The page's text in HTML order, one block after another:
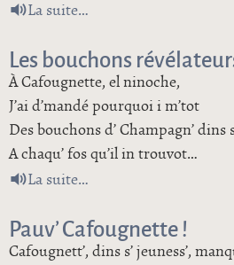
La suitede La fin du monde
Les bouchons
À Cafougnette, el ninoche,
J’ai d’mandé pourquoi i m’tot
Des bouchons d’ Champagn’ dins
A chaqu’ fos qu’il in trouvot…
La suitede Les bouchons
Pauv’ Cafougnette !
Cafougnett’, dins s’ jeuness’,